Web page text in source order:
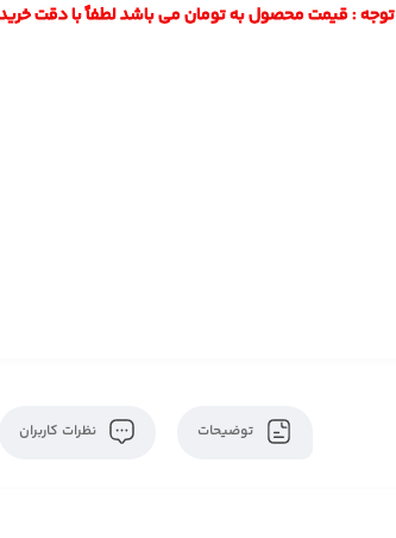
توجه : قیمت محصول به تومان می باشد لطفاً با دقت خرید
توضیحات نظرات کاربران